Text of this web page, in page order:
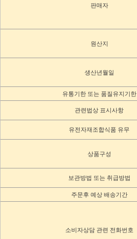
판매자
원산지
생산년월일
유통기한 또는 품질유지기한
관련법상 표시사항
유전자재조합식품 유무
상품구성
보관방법 또는 취급방법
주문후 예상 배송기간
소비자상담 관련 전화번호